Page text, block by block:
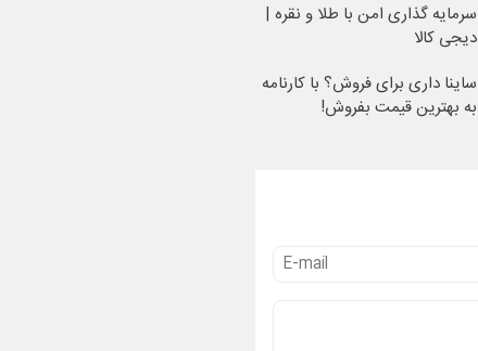
سرمایه گذاری امن با طلا و نقره |
دیجی کالا
ساینا داری برای فروش؟ با کارنامه
به بهترین قیمت بفروش!